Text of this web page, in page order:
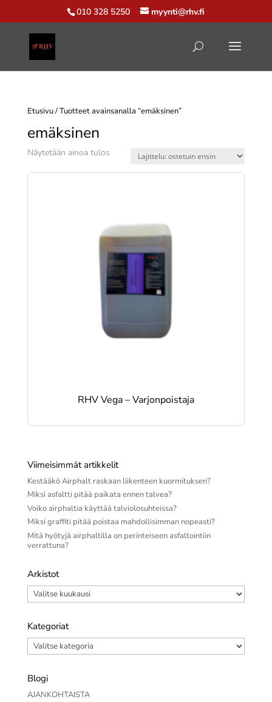
010 328 5250 myynti@rhv.fi
Etusivu/ Tuotteet avainsanalla “emäksinen”
emäksinen
Näytetään ainoa tulos
RHV Vega – Varjonpoistaja
Viimeisimmät artikkelit
Kestääkö Airphalt raskaan liikenteen kuormituksen?
Miksi asfaltti pitää paikata ennen talvea?
Voiko airphaltia käyttää talviolosuhteissa?
Miksi graffiti pitää poistaa mahdollisimman nopeasti?
Mitä hyötyjä airphaltilla on perinteiseen asfaltointiin
verrattuna?
Arkistot
Arkistot
Kategoriat
Kategoriat
Blogi
AJANKOHTAISTA